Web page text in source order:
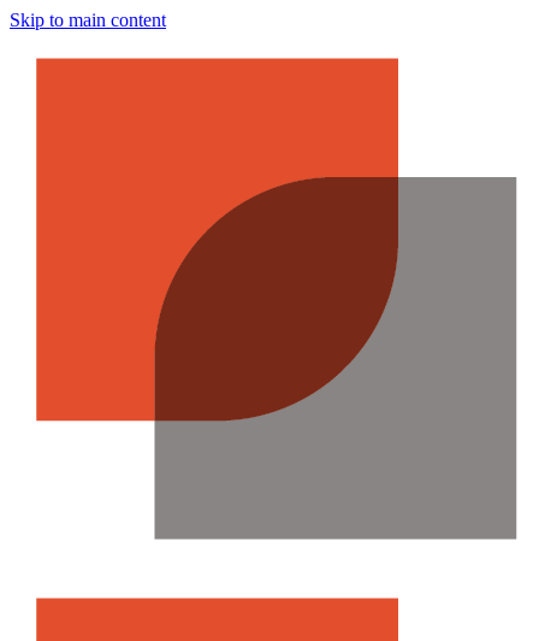
Skip to main content